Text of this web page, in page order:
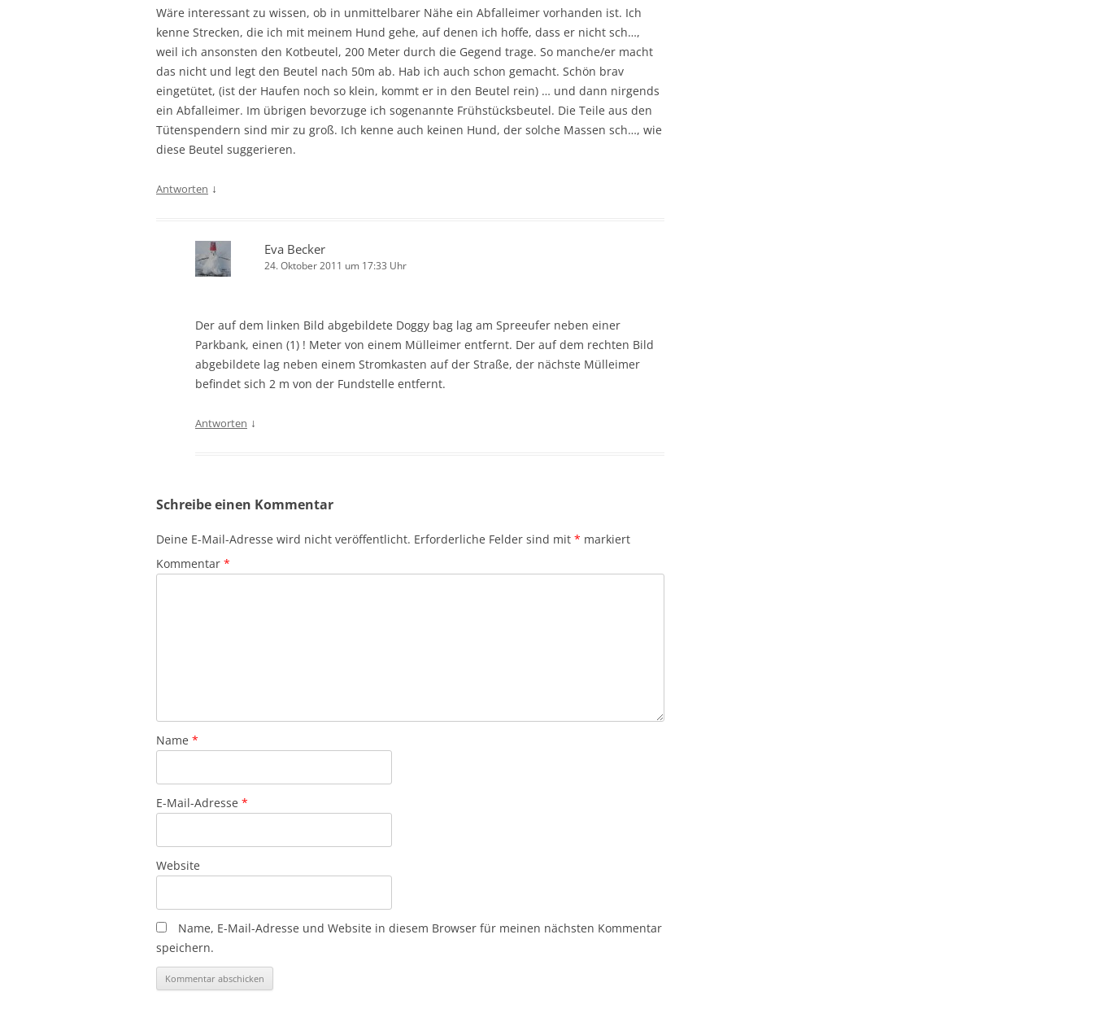
Wäre interessant zu wissen, ob in unmittelbarer Nähe ein Abfalleimer vorhanden ist. Ich
kenne Strecken, die ich mit meinem Hund gehe, auf denen ich hoffe, dass er nicht sch…,
weil ich ansonsten den Kotbeutel, 200 Meter durch die Gegend trage. So manche/er macht
das nicht und legt den Beutel nach 50m ab. Hab ich auch schon gemacht. Schön brav
eingetütet, (ist der Haufen noch so klein, kommt er in den Beutel rein) … und dann nirgends
ein Abfalleimer. Im übrigen bevorzuge ich sogenannte Frühstücksbeutel. Die Teile aus den
Tütenspendern sind mir zu groß. Ich kenne auch keinen Hund, der solche Massen sch…, wie
diese Beutel suggerieren.
Antworten ↓
Eva Becker
24. Oktober 2011 um 17:33 Uhr
Der auf dem linken Bild abgebildete Doggy bag lag am Spreeufer neben einer
Parkbank, einen (1) ! Meter von einem Mülleimer entfernt. Der auf dem rechten Bild
abgebildete lag neben einem Stromkasten auf der Straße, der nächste Mülleimer
befindet sich 2 m von der Fundstelle entfernt.
Antworten ↓
Schreibe einen Kommentar
Deine E-Mail-Adresse wird nicht veröffentlicht. Erforderliche Felder sind mit * markiert
Kommentar *
Name *
E-Mail-Adresse *
Website
Name, E-Mail-Adresse und Website in diesem Browser für meinen nächsten Kommentar
speichern.